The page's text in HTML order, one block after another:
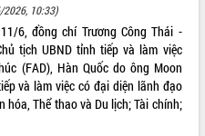
10:33)
6, đồng chí Trương Công Thái -
tịch UBND tỉnh tiếp và làm việc
(FAD), Hàn Quốc do ông Moon
và làm việc có đại diện lãnh đạo
hóa, Thể thao và Du lịch; Tài chính;